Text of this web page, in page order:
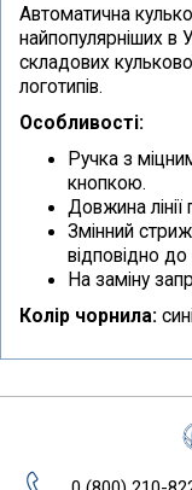
Автоматична
найпопулярніших в
складових
логотипів.
Особливості:
Ручка з
кнопкою.
Довжина
Змінний
відповідно
На заміну
Колір чорнила: